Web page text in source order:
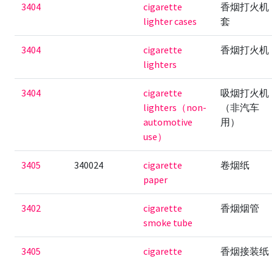
3404
cigarette
lighter cases
香烟打火机
套
3404
cigarette
lighters
香烟打火机
3404
cigarette
lighters（non-
automotive
use）
吸烟打火机
（非汽车
用）
3405 340024
cigarette
paper
卷烟纸
3402
cigarette
smoke tube
香烟烟管
3405
cigarette
香烟接装纸